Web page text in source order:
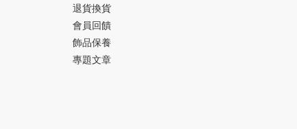
退貨換貨
會員回饋
飾品保養
專題文章